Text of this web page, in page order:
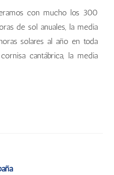
con mucho los 300
de sol anuales, la media
solares al año en toda
cantábrica, la media